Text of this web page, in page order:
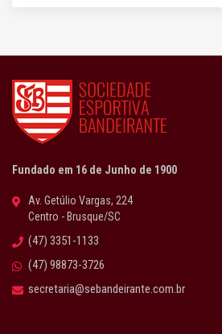
Fundado em 16 de Junho de 1900
Av. Getúlio Vargas, 224
Centro - Brusque/SC
(47) 3351-1133
(47) 98873-3726
secretaria@sebandeirante.com.br